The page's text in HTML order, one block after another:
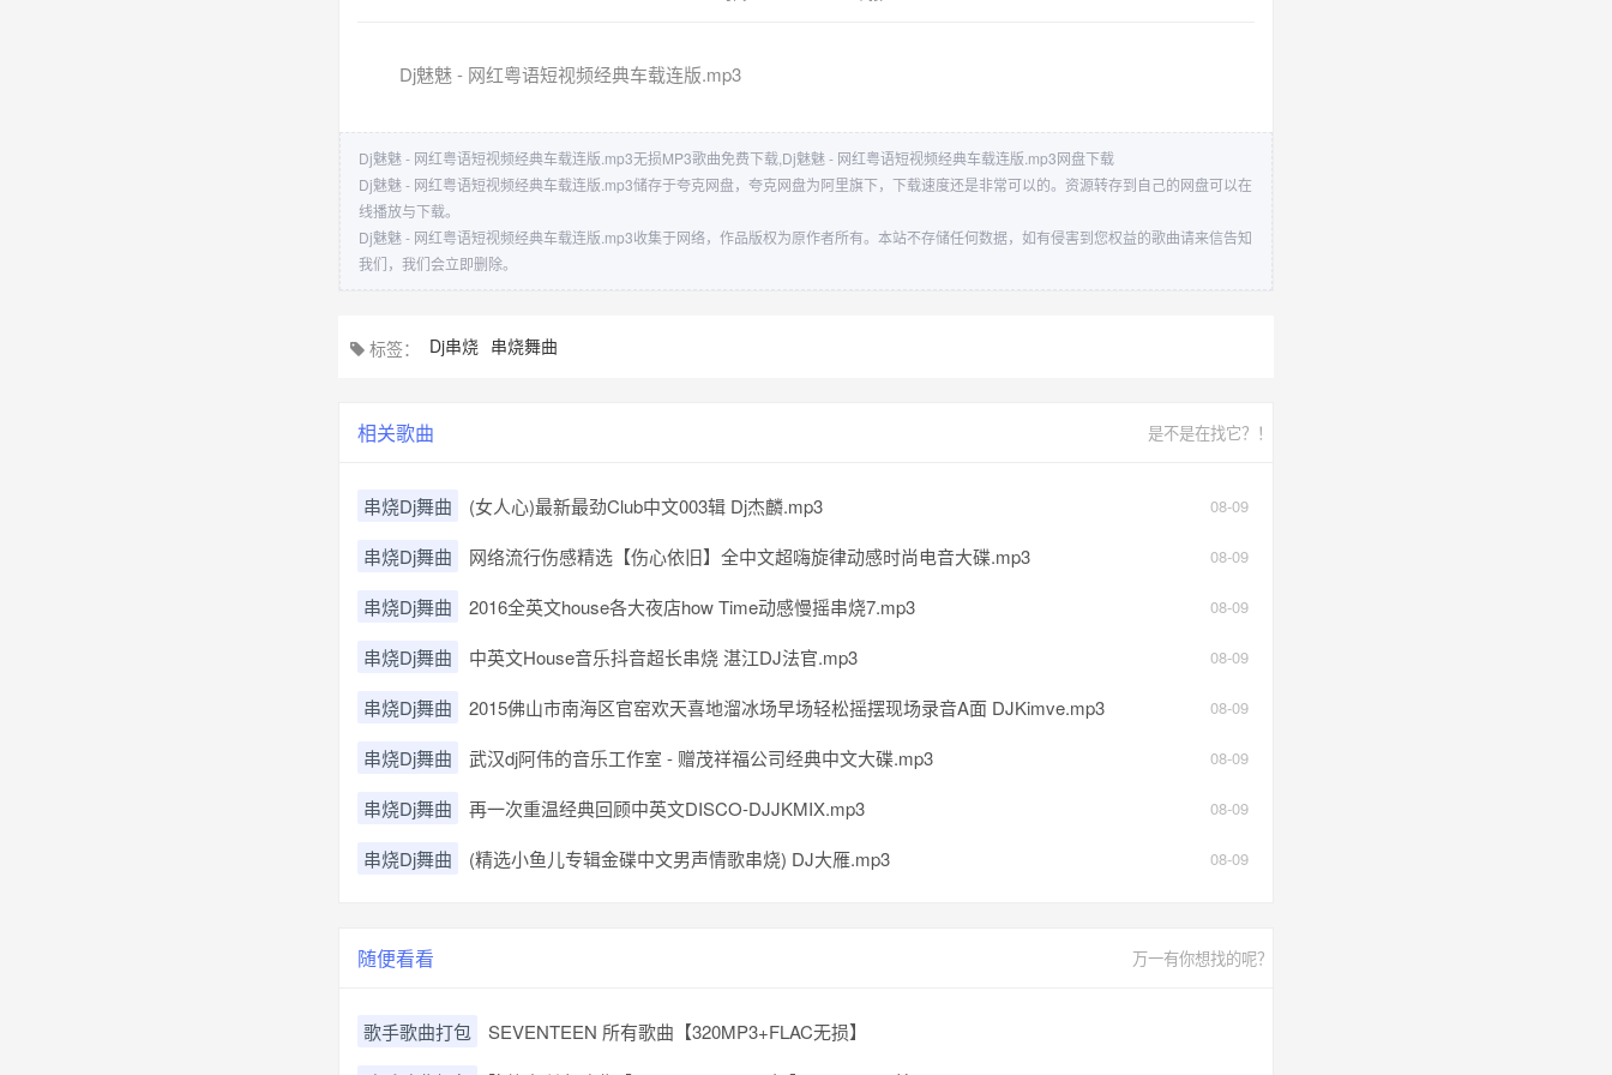
Dj魅魅 - 网红粤语短视频经典车载连版.mp3
Dj魅魅 - 网红粤语短视频经典车载连版.mp3无损MP3歌曲免费下载,Dj魅魅 - 网红粤语短视频经典车载连版.mp3网盘下载
Dj魅魅 - 网红粤语短视频经典车载连版.mp3储存于夸克网盘，夸克网盘为阿里旗下，下载速度还是非常可以的。资源转存到自己的网盘可以在
线播放与下载。
Dj魅魅 - 网红粤语短视频经典车载连版.mp3收集于网络，作品版权为原作者所有。本站不存储任何数据，如有侵害到您权益的歌曲请来信告知
我们，我们会立即删除。
标签： Dj串烧 串烧舞曲
相关歌曲 是不是在找它？！
08-09
串烧Dj舞曲 (女人心)最新最劲Club中文003辑 Dj杰麟.mp3
08-09
串烧Dj舞曲 网络流行伤感精选【伤心依旧】全中文超嗨旋律动感时尚电音大碟.mp3
08-09
串烧Dj舞曲 2016全英文house各大夜店how Time动感慢摇串烧7.mp3
08-09
串烧Dj舞曲 中英文House音乐抖音超长串烧 湛江DJ法官.mp3
08-09
串烧Dj舞曲 2015佛山市南海区官窑欢天喜地溜冰场早场轻松摇摆现场录音A面 DJKimve.mp3
08-09
串烧Dj舞曲 武汉dj阿伟的音乐工作室 - 赠茂祥福公司经典中文大碟.mp3
08-09
串烧Dj舞曲 再一次重温经典回顾中英文DISCO-DJJKMIX.mp3
08-09
串烧Dj舞曲 (精选小鱼儿专辑金碟中文男声情歌串烧) DJ大雁.mp3
随便看看 万一有你想找的呢？
歌手歌曲打包
SEVENTEEN 所有歌曲【320MP3+FLAC无损】